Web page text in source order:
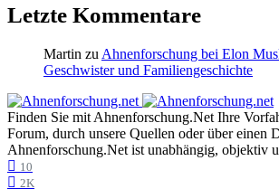
Letzte Kommentare
Martin zu Ahnenforschung bei Elon
Geschwister und Familiengeschichte
Finden Sie mit Ahnenforschung.Net Ihre
Forum, durch unsere Quellen oder über einen
Ahnenforschung.Net ist unabhängig, objektiv
10
2K